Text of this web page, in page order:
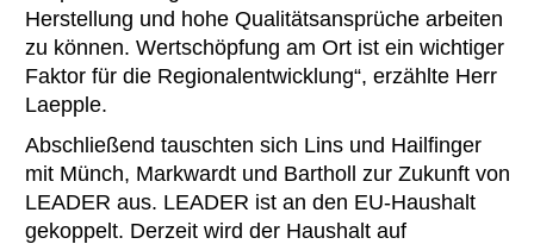
Herstellung und hohe Qualitätsansprüche arbeiten
zu können. Wertschöpfung am Ort ist ein wichtiger
Faktor für die Regionalentwicklung“, erzählte Herr
Laepple.
Abschließend tauschten sich Lins und Hailfinger
mit Münch, Markwardt und Bartholl zur Zukunft von
LEADER aus. LEADER ist an den EU-Haushalt
gekoppelt. Derzeit wird der Haushalt auf